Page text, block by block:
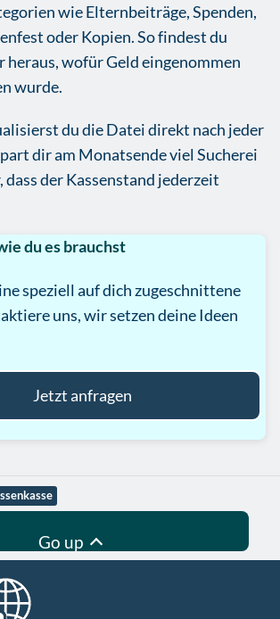
wie Elternbeiträge, Spenden,
oder Kopien. So findest du
heraus, wofür Geld eingenommen
wurde.
du die Datei direkt nach jeder
dir am Monatsende viel Sucherei
dass der Kassenstand jederzeit
du es brauchst
speziell auf dich zugeschnittene
uns, wir setzen deine Ideen
Jetzt anfragen
Go up